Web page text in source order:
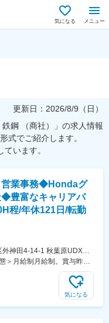
気になる メニュー
更新日： 2026/8/9（日）
鋼 （商社）」の求人情報
式でご紹介します。
います。
営業事務◆Hondaグ
◆豊富なキャリアパ
程/年休121日/転勤
外神田4-14-1 秋葉原UDX南
線／秋葉原駅受動喫煙対
る事業所（リモートワーク含
＞月給制月給制。賞与昨年
本給）：300,000円～
昇給有無＞有＜残業手当
6.5か月分支給として計算。
気になる